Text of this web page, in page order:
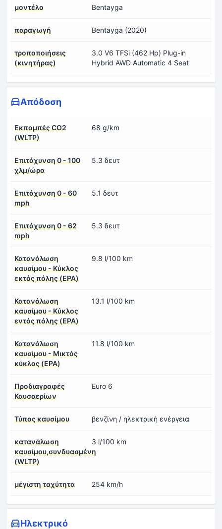
μοντέλο Bentayga
παραγωγή Bentayga (2020)
τροποποιήσεις
(κινητήρας)
3.0 V6 TFSi (462 Hp) Plug-in
Hybrid AWD Automatic 4 Seat
Απόδοση
Εκπομπές CO2
(WLTP)
68 g/km
Επιτάχυνση 0 - 100
χλμ/ώρα
5.3 δευτ
Επιτάχυνση 0 - 60
mph
5.1 δευτ
Επιτάχυνση 0 - 62
mph
5.3 δευτ
Κατανάλωση
καυσίμου - Κύκλος
εκτός πόλης (EPA)
9.8 l/100 km
Κατανάλωση
καυσίμου - Κύκλος
εντός πόλης (EPA)
13.1 l/100 km
Κατανάλωση
καυσίμου - Μικτός
κύκλος (EPA)
11.8 l/100 km
Προδιαγραφές
Καυσαερίων
Euro 6
Τύπος καυσίμου βενζίνη / ηλεκτρική ενέργεια
κατανάλωση
καυσίμου,συνδυασμένη
(WLTP)
3 l/100 km
μέγιστη ταχύτητα 254 km/h
Ηλεκτρικό